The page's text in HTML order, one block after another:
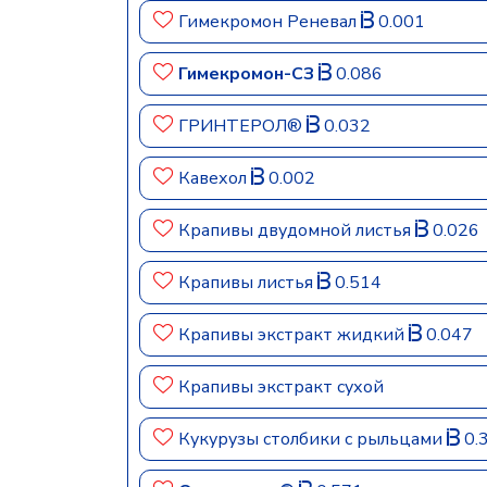
Гимекромон Реневал 0.001
Гимекромон-СЗ 0.086
ГРИНТЕРОЛ® 0.032
Кавехол 0.002
Крапивы двудомной листья 0.026
Крапивы листья 0.514
Крапивы экстракт жидкий 0.047
Крапивы экстракт сухой
Кукурузы столбики с рыльцами